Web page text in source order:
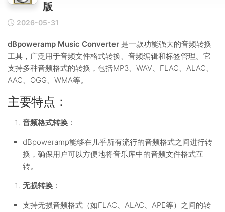
版
2026-05-31
dBpoweramp Music Converter 是一款功能强大的音频转换
工具，广泛用于音频文件格式转换、音频编辑和标签管理。它
支持多种音频格式的转换，包括MP3、WAV、FLAC、ALAC、
AAC、OGG、WMA等。
主要特点：
音频格式转换 ：
dBpoweramp能够在几乎所有流行的音频格式之间进行转
换，确保用户可以方便地将音乐库中的音频文件格式互
转。
无损转换 ：
支持无损音频格式（如FLAC、ALAC、APE等）之间的转